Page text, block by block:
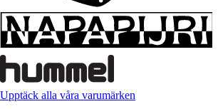
Upptäck alla våra varumärken